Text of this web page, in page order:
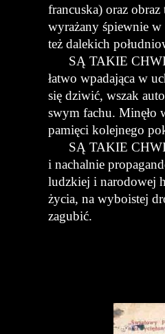
francuska) oraz
wyrażany śpiewnie w
też dalekich
SĄ TAKIE
łatwo wpadająca w
się dziwić, wszak
swym fachu. Minęło
pamięci kolejnego
SĄ TAKIE
i nachalnie
ludzkiej i narodowej
życia, na wyboistej
zagubić.